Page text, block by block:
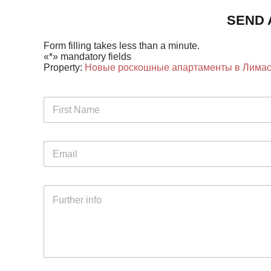
SEND
Form filling takes less than a minute.
«*» mandatory fields
Property: Новые роскошные апартаменты в